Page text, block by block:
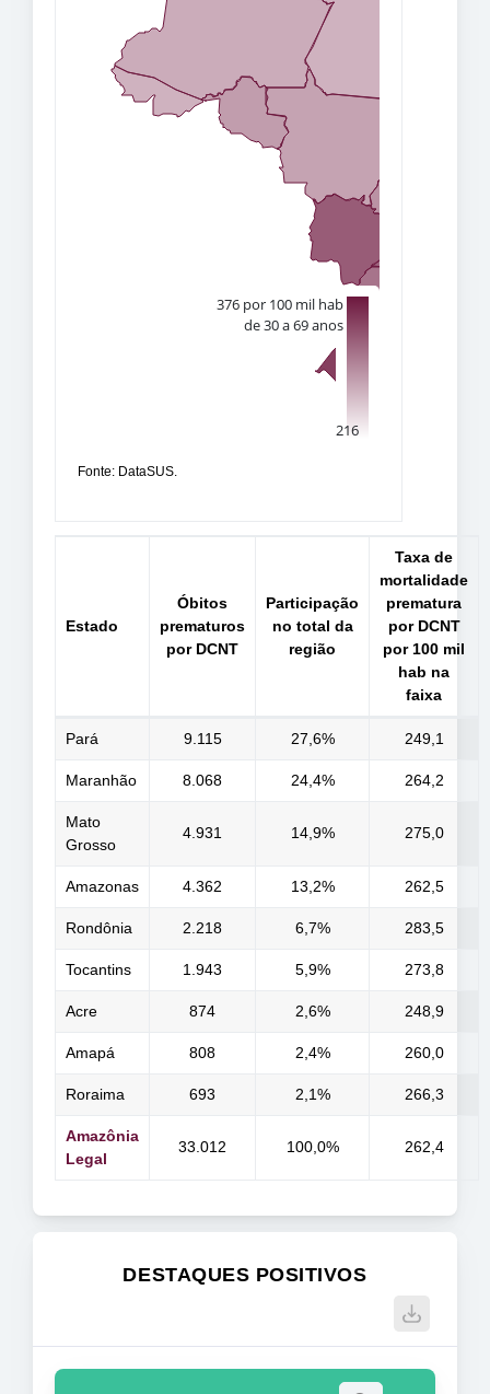
Fonte: DataSUS.
Estado
Óbitos
prematuros
por DCNT
Participação
no total da
região
Taxa de
mortalidade
prematura
por DCNT
por 100 mil
hab na
faixa
Pará 9.115 27,6% 249,1
Maranhão 8.068 24,4% 264,2
Mato
Grosso
4.931 14,9% 275,0
Amazonas 4.362 13,2% 262,5
Rondônia 2.218 6,7% 283,5
Tocantins 1.943 5,9% 273,8
Acre 874 2,6% 248,9
Amapá 808 2,4% 260,0
Roraima 693 2,1% 266,3
Amazônia
Legal
33.012 100,0% 262,4
DESTAQUES POSITIVOS